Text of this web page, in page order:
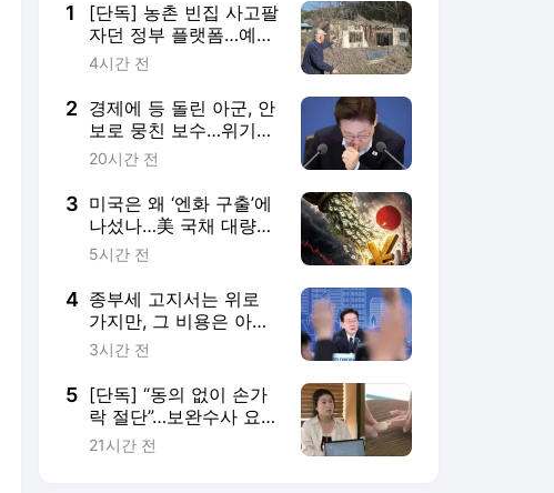
1
[단독] 농촌 빈집 사고팔
자던 정부 플랫폼…예산
도 거래도 ‘텅텅’ [결산대
4시간 전
2 경제에 등 돌린 아군, 안
보로 뭉친 보수…위기의
이 대통령
20시간 전
3 미국은 왜 ‘엔화 구출’에
나섰나…美 국채 대량
매도 막기
5시간 전
4 종부세 고지서는 위로
가지만, 그 비용은 아래
로 온다 [하헌기의 콘텍
3시간 전
5 [단독] “동의 없이 손가
락 절단”…보완수사 요구
에도 대질조사 안 한 경
21시간 전